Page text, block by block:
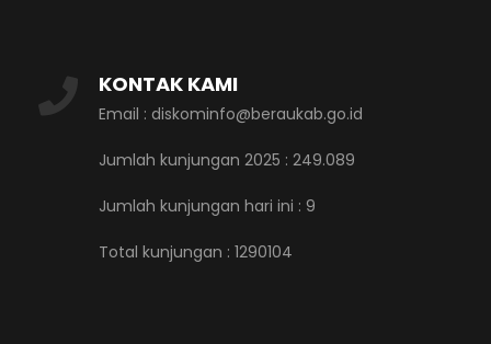
KONTAK KAMI
Email : diskominfo@beraukab.go.id
Jumlah kunjungan 2025 : 249.089
Jumlah kunjungan hari ini : 9
Total kunjungan : 1290104